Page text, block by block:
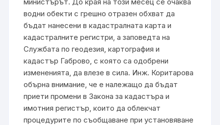
водни обекти с грешно отразен обхват да
бъдат нанесени в кадастралната карта и
кадастралните регистри, а заповедта на
Службата по геодезия, картография и
кадастър Габрово, с която са одобрени
измененията, да влезе в сила. Инж. Коритарова
обърна внимание, че е належащо да бъдат
приети промени в Закона за кадастъра и
имотния регистър, които да облекчат
процедурите по съобщаване при установяване